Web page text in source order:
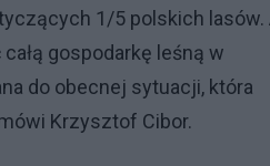
1/5 polskich lasów.
gospodarkę leśną w
do obecnej sytuacji, która
Krzysztof Cibor.